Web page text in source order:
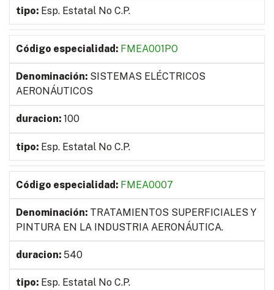
Esp. Estatal No C.P.
FMEA001PO
SISTEMAS ELÉCTRICOS
AERONÁUTICOS
100
Esp. Estatal No C.P.
FMEA0007
TRATAMIENTOS SUPERFICIALES Y
PINTURA EN LA INDUSTRIA AERONÁUTICA.
540
Esp. Estatal No C.P.